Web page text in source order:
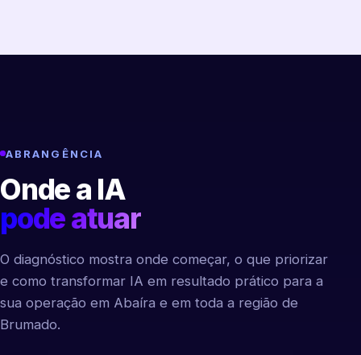
ABRANGÊNCIA
Onde a IA
pode atuar
O diagnóstico mostra onde começar, o que priorizar
e como transformar IA em resultado prático para a
sua operação em Abaíra e em toda a região de
Brumado.